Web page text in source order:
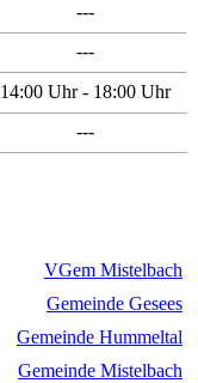
---
---
14:00 Uhr - 18:00 Uhr
---
VGem Mistelbach
Gemeinde Gesees
Gemeinde Hummeltal
Gemeinde Mistelbach